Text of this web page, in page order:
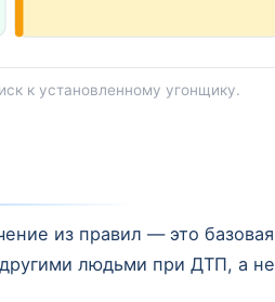
к установленному угонщику.
из правил — это базовая
другими людьми при ДТП, а не